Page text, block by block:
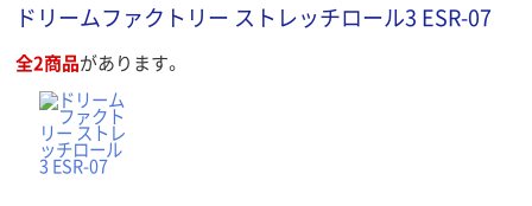
ドリームファクトリー ストレッチロール3 ESR-07
全2商品があります。